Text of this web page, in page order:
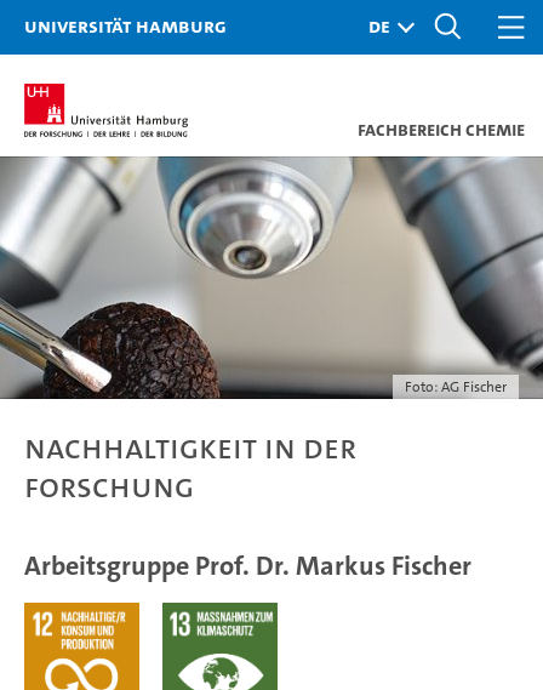
Universität Hamburg
Fachbereich Chemie
Foto: AG Fischer
NACHHALTIGKEIT IN DER
FORSCHUNG
Arbeitsgruppe Prof. Dr. Markus Fischer